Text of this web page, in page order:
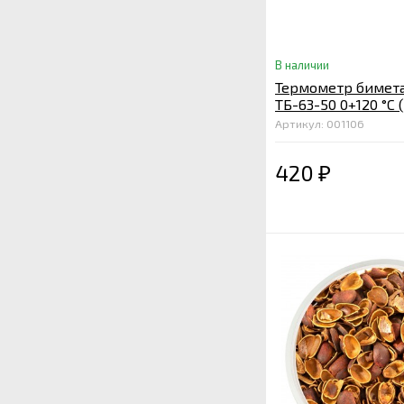
В наличии
Термометр
ТБ-63-50 0+120 °С
Артикул: 001106
420 ₽